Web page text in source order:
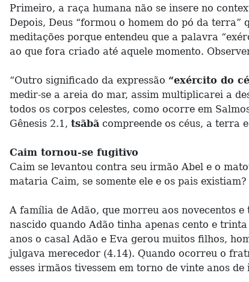
Primeiro, a raça humana não se insere no
Depois, Deus “formou o homem do pó da
meditações porque entendeu que a palavra
ao que fora criado até aquele momento.
“Outro significado da expressão “exército do
medir-se a areia do mar, assim multiplicarei a
todos os corpos celestes, como ocorre em
Gênesis 2.1, tsãbã compreende os céus, a terra
Caim tornou-se fugitivo
Caim se levantou contra seu irmão Abel e o
mataria Caim, se somente ele e os pais
A família de Adão, que morreu aos novecentos
nascido quando Adão tinha apenas cento e
anos o casal Adão e Eva gerou muitos filhos,
julgava merecedor (4.14). Quando ocorreu o
esses irmãos tivessem em torno de vinte anos